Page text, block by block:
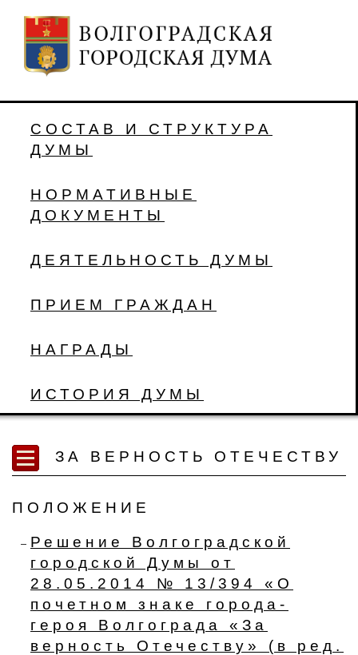
СОСТАВ И СТРУКТУРА
ДУМЫ
НОРМАТИВНЫЕ
ДОКУМЕНТЫ
ДЕЯТЕЛЬНОСТЬ ДУМЫ
ПРИЕМ ГРАЖДАН
НАГРАДЫ
ИСТОРИЯ ДУМЫ
ЗА ВЕРНОСТЬ ОТЕЧЕСТВУ
ПОЛОЖЕНИЕ
Решение Волгоградской
городской Думы от
28.05.2014 № 13/394 «О
почетном знаке города-
героя Волгограда «За
верность Отечеству» (в ред.